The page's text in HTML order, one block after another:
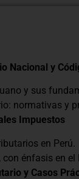
Nacional y
y sus
normativas y
Impuestos
en Perú.
énfasis en el
y Casos